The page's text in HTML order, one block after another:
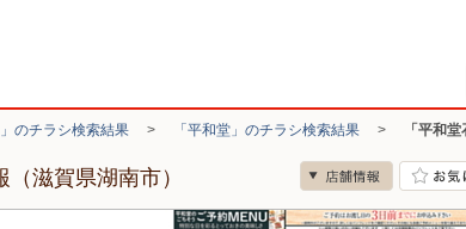
」のチラシ検索結果 > 「平和堂」のチラシ検索結果 > 「平和
滋賀県湖南市）